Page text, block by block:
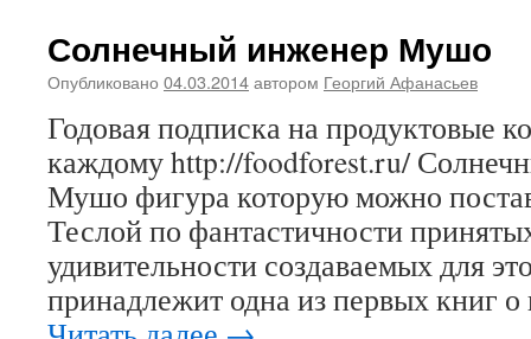
Солнечный инженер Мушо
Опубликовано 04.03.2014автором Георгий Афанасьев
Годовая подписка на продуктовые
каждому http://foodforest.ru/
Мушо фигура которую можно
Теслой по фантастичности
удивительности создаваемых для
принадлежит одна из первых книг